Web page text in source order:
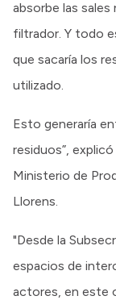
absorbe las
filtrador. Y todo
que sacaría los
utilizado.
Esto generaría
residuos”,
Ministerio de
Llorens.
"Desde la
espacios de
actores, en este